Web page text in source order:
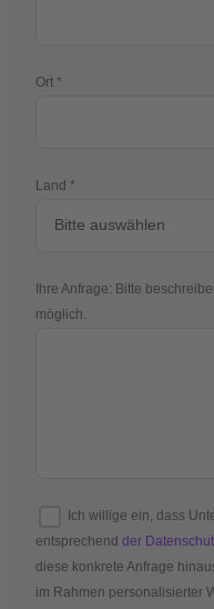
Ort
Land
Ihre Anfrage: Bitte
möglich.
Ich willige ein, dass
entsprechend der
diese konkrete Anfrage
im Rahmen personalisierter